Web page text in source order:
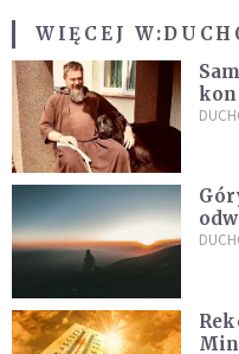
WIĘCEJ W: